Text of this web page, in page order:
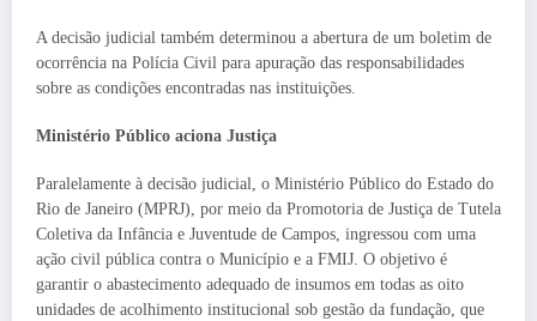
A decisão judicial também determinou a abertura de um boletim de
ocorrência na Polícia Civil para apuração das responsabilidades
sobre as condições encontradas nas instituições.
Ministério Público aciona Justiça
Paralelamente à decisão judicial, o Ministério Público do Estado do
Rio de Janeiro (MPRJ), por meio da Promotoria de Justiça de Tutela
Coletiva da Infância e Juventude de Campos, ingressou com uma
ação civil pública contra o Município e a FMIJ. O objetivo é
garantir o abastecimento adequado de insumos em todas as oito
unidades de acolhimento institucional sob gestão da fundação, que